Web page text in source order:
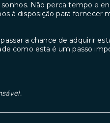
sonhos. Não perca tempo e
à disposição para fornecer
a chance de adquirir
como esta é um passo